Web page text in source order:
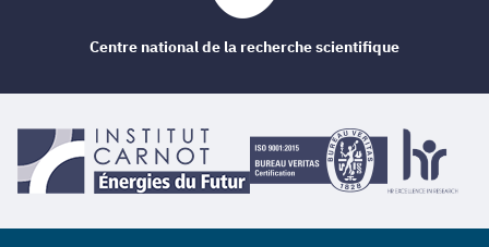
Centre national de la recherche scientifique